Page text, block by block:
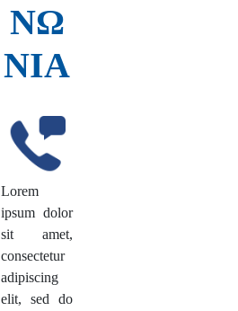
ΝΩ
ΝΙΑ
Lorem
ipsum dolor
sit amet,
consectetur
adipiscing
elit, sed do